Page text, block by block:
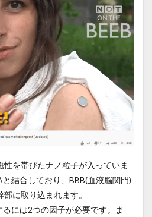
性を帯びたナノ粒子が入っていま
結合しており、BBB(血液脳関門)
に取り込まれます。
には2つの因子が必要です。ま